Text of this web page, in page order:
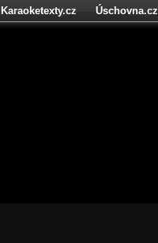
Karaoketexty.cz Úschovna.cz